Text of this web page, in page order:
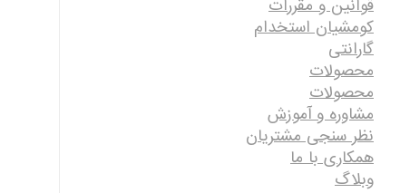
قوانین و مقررات
کومشیان استخدام
گارانتی
محصولات
محصولات
مشاوره و آموزش
نظر سنجی مشتریان
همکاری با ما
وبلاگ